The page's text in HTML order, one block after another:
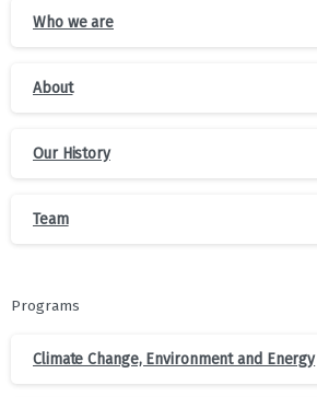
Who we are
About
Our History
Team
Programs
Climate Change, Environment and Energy